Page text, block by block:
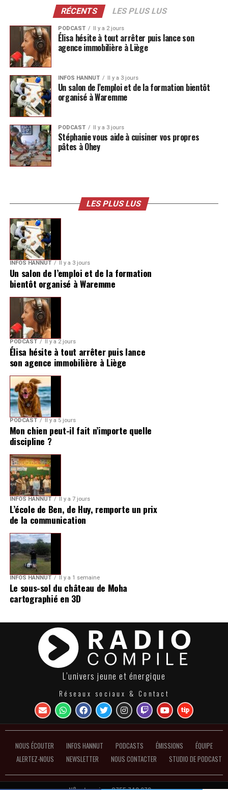
RÉCENTS LES PLUS LUS
PODCAST Il y a 2 jours
Élisa hésite à tout arrêter puis lance son
agence immobilière à Liège
INFOS HANNUT Il y a 3 jours
Un salon de l’emploi et de la formation bientôt
organisé à Waremme
PODCAST Il y a 3 jours
Stéphanie vous aide à cuisiner vos propres
pâtes à Ohey
LES PLUS LUS
INFOS HANNUT Il y a 3 jours
Un salon de l’emploi et de la formation
bientôt organisé à Waremme
PODCAST Il y a 2 jours
Élisa hésite à tout arrêter puis lance
son agence immobilière à Liège
PODCAST Il y a 5 jours
Mon chien peut-il fait n’importe quelle
discipline ?
INFOS HANNUT Il y a 7 jours
L’école de Ben, de Huy, remporte un prix
de la communication
INFOS HANNUT Il y a 1 semaine
Le sous-sol du château de Moha
cartographié en 3D
L’univers jeune et énergique
Réseaux sociaux & Contact
NOUS ÉCOUTER INFOS HANNUT PODCASTS ÉMISSIONS
ÉQUIPE
ALERTEZ-NOUS
NEWSLETTER NOUS CONTACTER STUDIO DE PODCAST